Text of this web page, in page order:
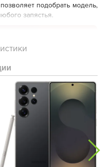
подобрать модель,
запястья.
яркостью 3000 нит
солнцем. Сапфировое стекло
сенсорный безель делает